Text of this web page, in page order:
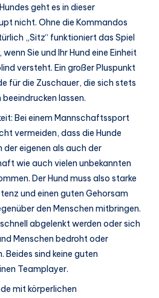
geht es in dieser
nicht. Ohne die Kommandos
„Sitz“ funktioniert das Spiel
Sie und Ihr Hund eine Einheit
versteht. Ein großer Pluspunkt
für die Zuschauer, die sich stets
lassen.
Bei einem Mannschaftssport
vermeiden, dass die Hunde
der eigenen als auch der
wie auch vielen unbekannten
Der Hund muss also starke
und einen guten Gehorsam
den Menschen mitbringen.
abgelenkt werden oder sich
Menschen bedroht oder
sind keine guten
Teamplayer.
mit körperlichen